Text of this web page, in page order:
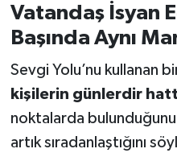
Vatandaş İsyan
Başında Aynı
Sevgi Yolu’nu kullanan
kişilerin günlerdir
noktalarda
artık sıradanlaştığını